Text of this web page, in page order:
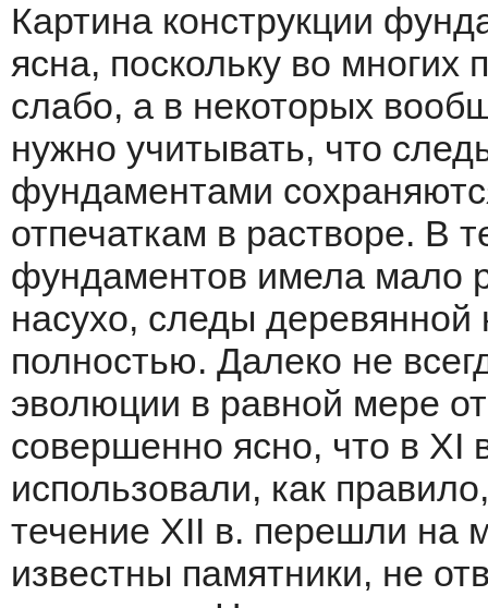
Картина конструкции
ясна, поскольку во
слабо, а в некоторых
нужно учитывать, что
фундаментами
отпечаткам в растворе. В
фундаментов имела мало
насухо, следы деревянной
полностью. Далеко не
эволюции в равной мере
совершенно ясно, что в XI
использовали, как
течение XII в. перешли на
известны памятники, не